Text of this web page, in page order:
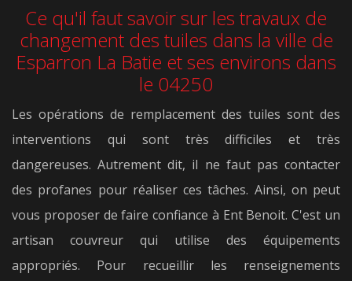
Ce qu'il faut savoir sur les travaux de
changement des tuiles dans la ville de
Esparron La Batie et ses environs dans
le 04250
Les opérations de remplacement des tuiles sont des
interventions qui sont très difficiles et très
dangereuses. Autrement dit, il ne faut pas contacter
des profanes pour réaliser ces tâches. Ainsi, on peut
vous proposer de faire confiance à Ent Benoit. C'est un
artisan couvreur qui utilise des équipements
appropriés. Pour recueillir les renseignements